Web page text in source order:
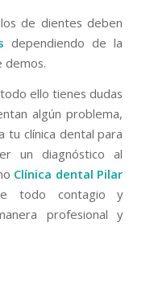
de dientes deben
dependiendo de la
demos.
ello tienes dudas
algún problema,
tu clínica dental para
un diagnóstico al
Clínica dental Pilar
todo contagio y
profesional y